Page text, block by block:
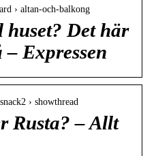
› altan-och-balkong
Det här
Expressen
› showthread
Rusta? – Allt